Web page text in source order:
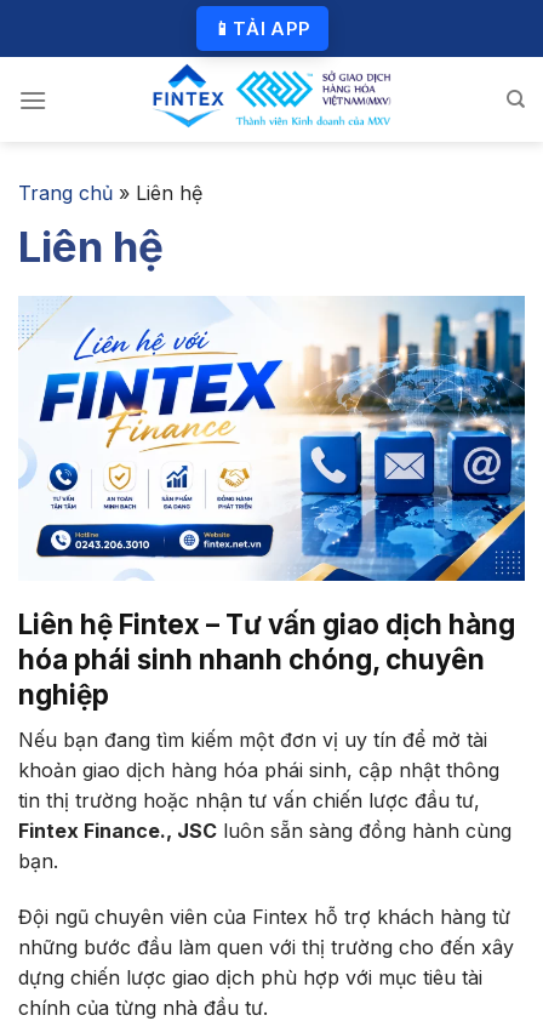
📱 TẢI APP
Trang chủ » Liên hệ
Liên hệ
Liên hệ Fintex – Tư vấn giao dịch hàng
hóa phái sinh nhanh chóng, chuyên
nghiệp
Nếu bạn đang tìm kiếm một đơn vị uy tín để mở tài
khoản giao dịch hàng hóa phái sinh, cập nhật thông
tin thị trường hoặc nhận tư vấn chiến lược đầu tư,
Fintex Finance., JSC luôn sẵn sàng đồng hành cùng
bạn.
Đội ngũ chuyên viên của Fintex hỗ trợ khách hàng từ
những bước đầu làm quen với thị trường cho đến xây
dựng chiến lược giao dịch phù hợp với mục tiêu tài
chính của từng nhà đầu tư.